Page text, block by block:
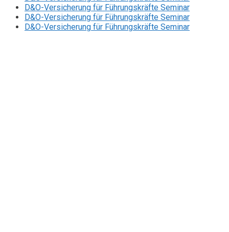
D&O-Versicherung für Führungskräfte Seminar
D&O-Versicherung für Führungskräfte Seminar
D&O-Versicherung für Führungskräfte Seminar